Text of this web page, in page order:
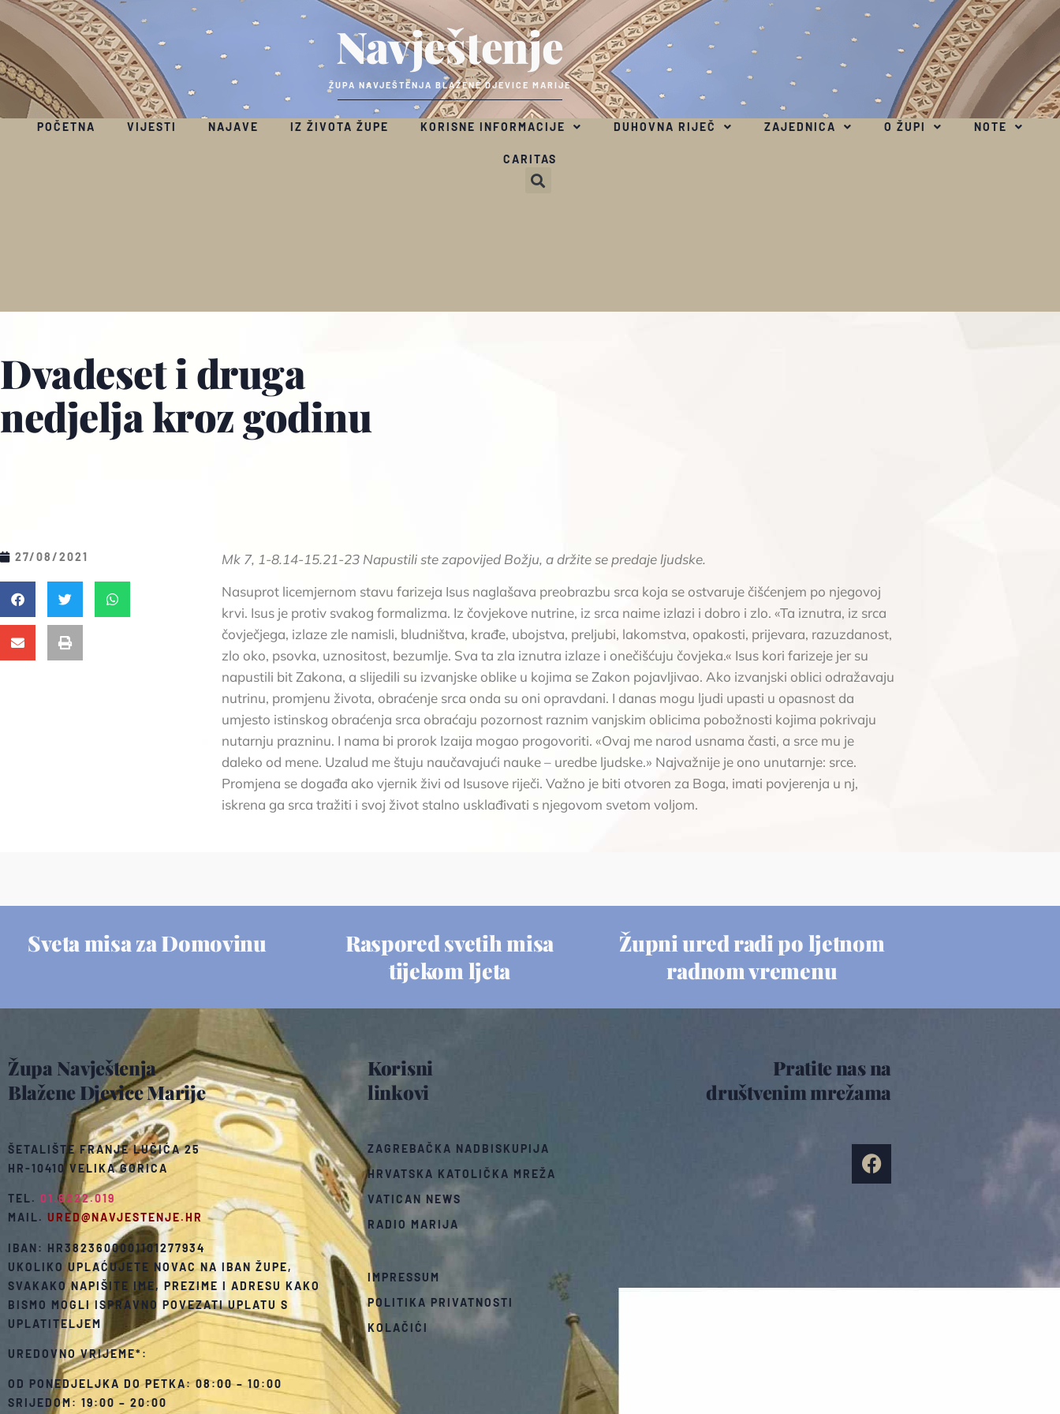
Navještenje
ŽUPA NAVJEŠTENJA BLAŽENE DJEVICE MARIJE
POČETNA VIJESTI NAJAVE IZ ŽIVOTA ŽUPE KORISNE INFORMACIJE DUHOVNA RIJEČ ZAJEDNICA O ŽUPI NOTE
CARITAS
Dvadeset i druga
nedjelja kroz godinu
27/08/2021
Mk 7, 1-8.14-15.21-23 Napustili ste zapovijed Božju, a držite se predaje ljudske.
Nasuprot licemjernom stavu farizeja Isus naglašava preobrazbu srca koja se ostvaruje čišćenjem po njegovoj
krvi. Isus je protiv svakog formalizma. Iz čovjekove nutrine, iz srca naime izlazi i dobro i zlo. «Ta iznutra, iz srca
čovječjega, izlaze zle namisli, bludništva, krađe, ubojstva, preljubi, lakomstva, opakosti, prijevara, razuzdanost,
zlo oko, psovka, uznositost, bezumlje. Sva ta zla iznutra izlaze i onečišćuju čovjeka.« Isus kori farizeje jer su
napustili bit Zakona, a slijedili su izvanjske oblike u kojima se Zakon pojavljivao. Ako izvanjski oblici odražavaju
nutrinu, promjenu života, obraćenje srca onda su oni opravdani. I danas mogu ljudi upasti u opasnost da
umjesto istinskog obraćenja srca obraćaju pozornost raznim vanjskim oblicima pobožnosti kojima pokrivaju
nutarnju prazninu. I nama bi prorok Izaija mogao progovoriti. «Ovaj me narod usnama časti, a srce mu je
daleko od mene. Uzalud me štuju naučavajući nauke – uredbe ljudske.» Najvažnije je ono unutarnje: srce.
Promjena se događa ako vjernik živi od Isusove riječi. Važno je biti otvoren za Boga, imati povjerenja u nj,
iskrena ga srca tražiti i svoj život stalno usklađivati s njegovom svetom voljom.
Sveta misa za Domovinu
Raspored svetih misa
tijekom ljeta
Župni ured radi po ljetnom
radnom vremenu
Župa Navještenja
Blažene Djevice Marije
ŠETALIŠTE FRANJE LUČIĆA 25
HR-10410 VELIKA GORICA
TEL. 01.6222.019
MAIL. URED@NAVJESTENJE.HR
IBAN: HR3823600001101277934
UKOLIKO UPLAĆUJETE NOVAC NA IBAN ŽUPE,
SVAKAKO NAPIŠITE IME, PREZIME I ADRESU KAKO
BISMO MOGLI ISPRAVNO POVEZATI UPLATU S
UPLATITELJEM
UREDOVNO VRIJEME*:
OD PONEDJELJKA DO PETKA: 08:00 – 10:00
SRIJEDOM: 19:00 – 20:00
Korisni
linkovi
ZAGREBAČKA NADBISKUPIJA
HRVATSKA KATOLIČKA MREŽA
VATICAN NEWS
RADIO MARIJA
IMPRESSUM
POLITIKA PRIVATNOSTI
KOLAČIĆI
Pratite nas na
društvenim mrežama